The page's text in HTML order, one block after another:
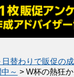
メディア掲載
公式ブログ
日替わりで販促の
～ >W杯の熱狂